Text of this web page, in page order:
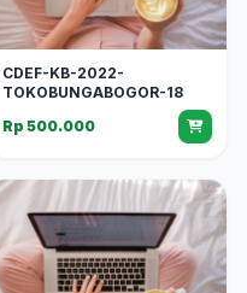
CDEF-KB-2022-
TOKOBUNGABOGOR-18
Rp 500.000